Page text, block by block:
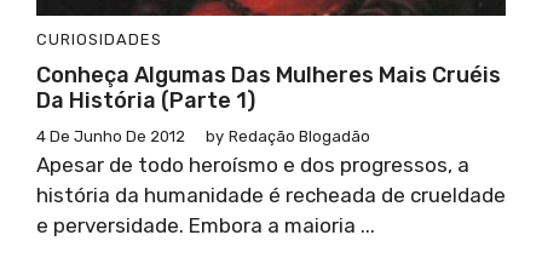
CURIOSIDADES
Conheça Algumas Das Mulheres Mais Cruéis
Da História (parte 1)
4 De Junho De 2012 by Redação Blogadão
Apesar de todo heroísmo e dos progressos, a
história da humanidade é recheada de crueldade
e perversidade. Embora a maioria ...